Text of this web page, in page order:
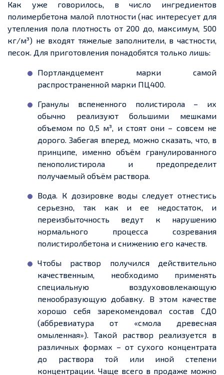
Как уже говорилось, в число ингредиентов
полимербетона малой плотности (нас интересует для
утепления пола плотность от 200 до, максимум, 500
кг/м³) не входят тяжелые заполнители, в частности,
песок. Для приготовления понадобятся только лишь:
Портландцемент марки самой
распространенной марки ПЦ400.
Гранулы вспененного полистирола – их
обычно реализуют большими мешками
объемом по 0,5 м³, и стоят они – совсем не
дорого. Забегая вперед, можно сказать, что, в
принципе, именно объём гранулированного
пенополистирола и предопределит
получаемый объём раствора.
Вода. К дозировке воды следует отнестись
серьезно, так как и ее недостаток, и
переизбыточность ведут к нарушению
нормального процесса созревания
полистиролбетона и снижению его качеств.
Чтобы раствор получился действительно
качественным, необходимо применять
специальную воздухововлекающую
пенообразующую добавку. В этом качестве
хорошо себя зарекомендовал состав СДО
(аббревиатура от «смола древесная
омыленная»). Такой раствор реализуется в
различных формах – от сухого концентрата
до раствора той или иной степени
концентрации. Чаще всего в продаже можно